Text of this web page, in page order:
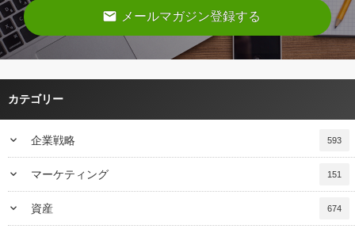
email メールマガジン登録する
カテゴリー
keyboard_arrow_down 企業戦略 593
keyboard_arrow_down マーケティング 151
keyboard_arrow_down 資産 674